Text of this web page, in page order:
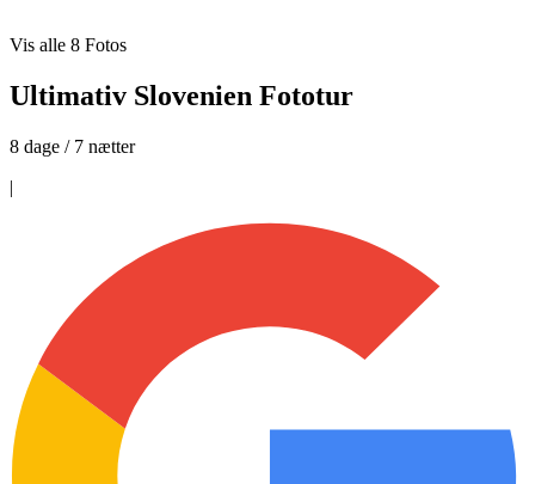
Vis alle 8 Fotos
Ultimativ Slovenien Fototur
8 dage / 7 nætter
|